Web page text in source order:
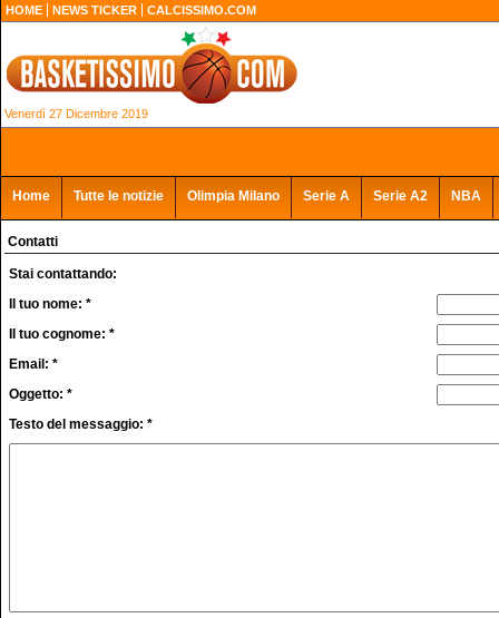
HOME NEWS TICKER CALCISSIMO.COM
Venerdì 27 Dicembre 2019
Home Tutte le notizie Olimpia Milano Serie A Serie A2 NBA
Contatti
Stai contattando:
Il tuo nome: *
Il tuo cognome: *
Email: *
Oggetto: *
Testo del messaggio: *